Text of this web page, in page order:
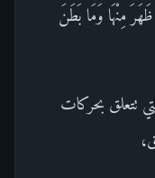
مِنْهَا وَمَا بَطَنَ
تتعلق بحركات